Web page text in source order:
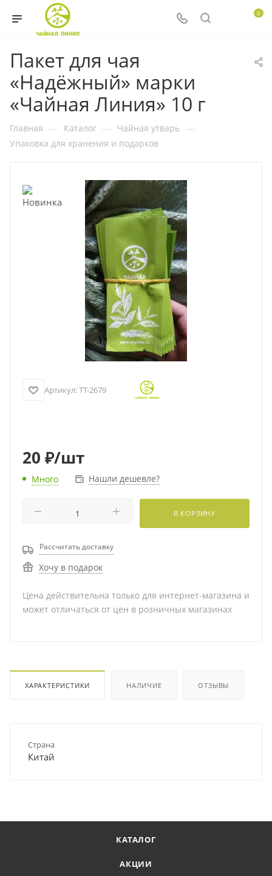
0
Пакет для чая
«Надёжный» марки
«Чайная Линия» 10 г
Главная — Каталог — Чайная утварь —
Упаковка для хранения и подарков
Артикул:TT-2679
20 ₽/шт
Много Нашли дешевле?
В КОРЗИНУ
Рассчитать доставку
Хочу в подарок
Цена действительна только для интернет-магазина и
может отличаться от цен в розничных магазинах
ХАРАКТЕРИСТИКИ НАЛИЧИЕ ОТЗЫВЫ
Страна
Китай
КАТАЛОГ
АКЦИИ